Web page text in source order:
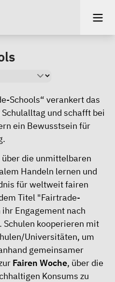
Schools“ verankert das
und schafft bei
ein Bewusstsein für
die unmittelbaren
Handeln lernen und
für weltweit fairen
Titel "Fairtrade-
Engagement nach
kooperieren mit
Universitäten, um
gemeinsamer
Fairen Woche, über die
Konsums zu